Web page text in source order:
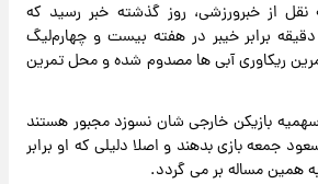
از خبرورزشی، روز گذشته خبر رسید که
برابر خیبر در هفته بیست و چهارم‌لیگ‌
ریکاوری آبی ها مصدوم شده و محل تمرین
بازیکن خارجی شان نسوزد مجبور هستند
جمعه بازی بدهند و اصلا دلیلی که او برابر
همین مساله بر می گردد.